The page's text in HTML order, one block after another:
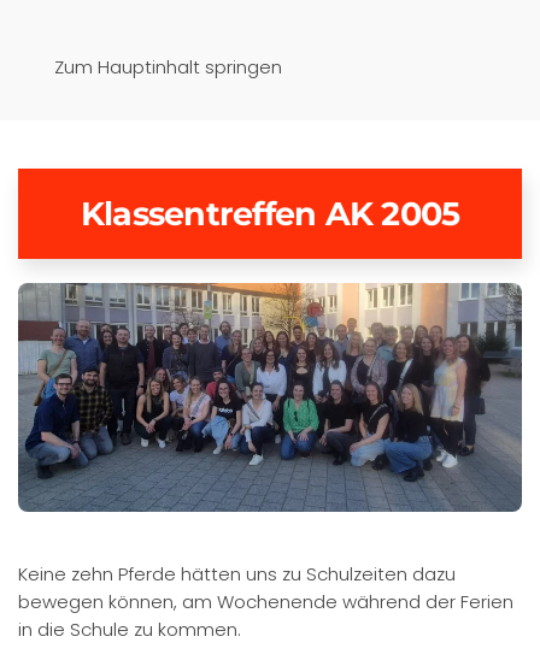
Zum Hauptinhalt springen
Schongau
Klassentreffen AK 2005
Keine zehn Pferde hätten uns zu Schulzeiten dazu
bewegen können, am Wochenende während der Ferien
in die Schule zu kommen.